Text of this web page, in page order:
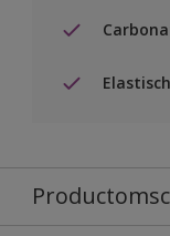
Elastisch